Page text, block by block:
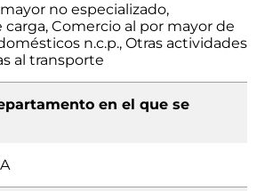
no especializado,
Comercio al por mayor de
n.c.p., Otras actividades
al transporte
en el que se